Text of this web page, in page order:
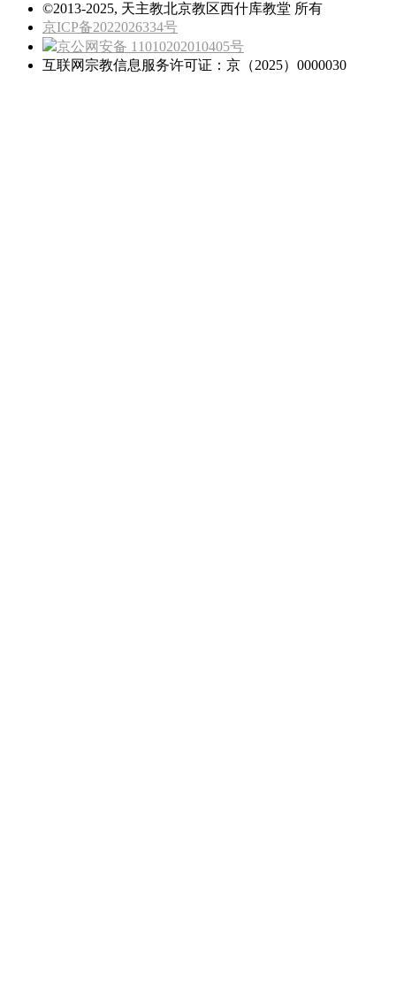
©2013-2025, 天主教北京教区西什库教堂 所有
京ICP备2022026334号
京公网安备 11010202010405号
互联网宗教信息服务许可证：京（2025）0000030